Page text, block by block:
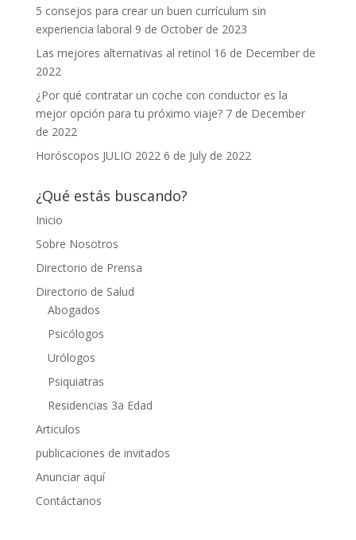
5 consejos para crear un buen currículum sin
experiencia laboral 9 de October de 2023
Las mejores alternativas al retinol 16 de December de
2022
¿Por qué contratar un coche con conductor es la
mejor opción para tu próximo viaje? 7 de December
de 2022
Horóscopos JULIO 2022 6 de July de 2022
¿Qué estás buscando?
Inicio
Sobre Nosotros
Directorio de Prensa
Directorio de Salud
Abogados
Psicólogos
Urólogos
Psiquiatras
Residencias 3a Edad
Articulos
publicaciones de invitados
Anunciar aquí
Contáctanos